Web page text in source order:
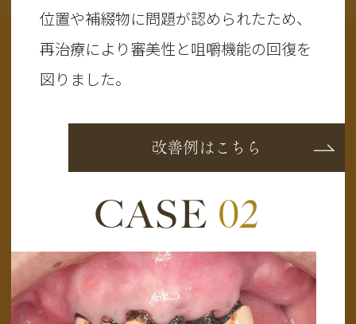
位置や補綴物に問題が認められたため、
再治療により審美性と咀嚼機能の回復を
図りました。
改善例はこちら
CASE 02